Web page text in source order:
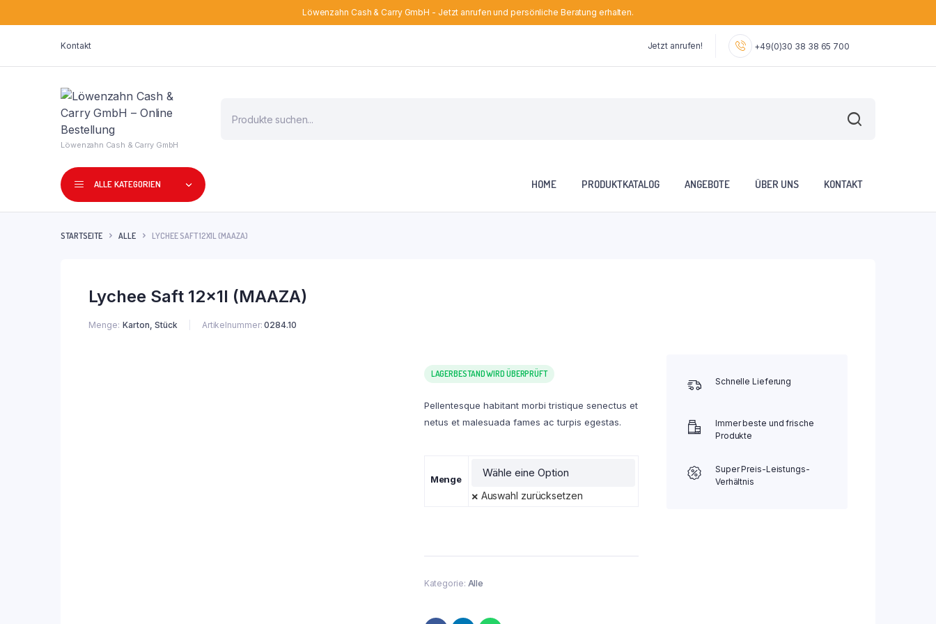
Löwenzahn Cash & Carry GmbH - Jetzt anrufen und persönliche Beratung erhalten.
Kontakt Jetzt anrufen! +49(0)30 38 38 65 700
Löwenzahn Cash & Carry GmbH
search
ALLE KATEGORIEN HOME PRODUKTKATALOG ANGEBOTE ÜBER UNS KONTAKT
STARTSEITE ALLE LYCHEE SAFT 12X1L (MAAZA)
Lychee Saft 12x1l (MAAZA)
Menge Karton, Stück Artikelnummer: 0284.10
LAGERBESTAND WIRD ÜBERPRÜFT
Pellentesque habitant morbi tristique senectus et
netus et malesuada fames ac turpis egestas.
Menge
Auswahl zurücksetzen
Kategorie: Alle
Schnelle Lieferung
Immer beste und frische
Produkte
Super Preis-Leistungs-
Verhältnis